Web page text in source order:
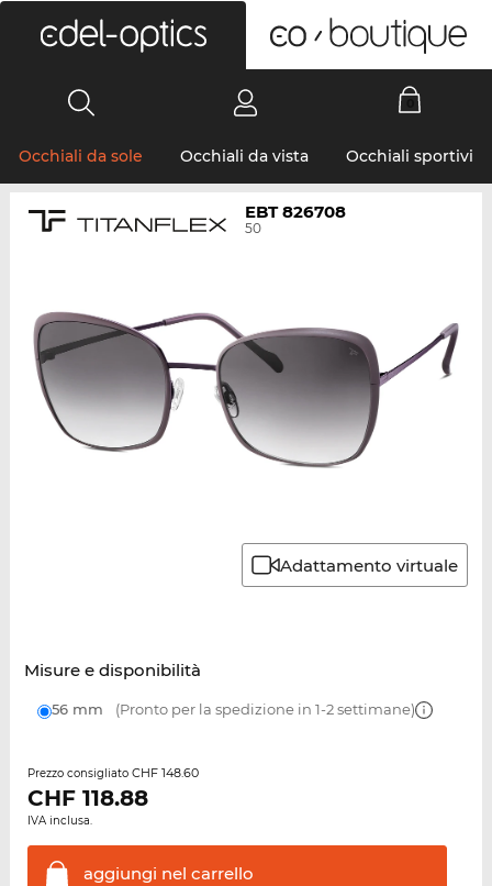
Occhiali da sole Occhiali da vista Occhiali sportivi
EBT 826708
50
Adattamento virtuale
Misure e disponibilità
56 mm (Pronto per la spedizione in 1-2 settimane)
Prezzo consigliato CHF 148.60
CHF 118.88
IVA inclusa.
aggiungi nel carrello